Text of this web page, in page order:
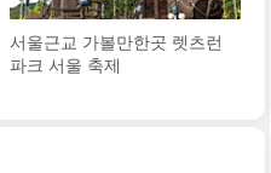
서울근교 가볼만한곳 렛츠런
파크 서울 축제